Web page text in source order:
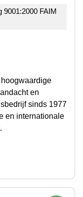
9001:2000 FAIM
en
sinds 1977
en internationale